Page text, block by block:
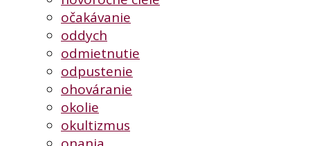
očakávanie
oddych
odmietnutie
odpustenie
ohováranie
okolie
okultizmus